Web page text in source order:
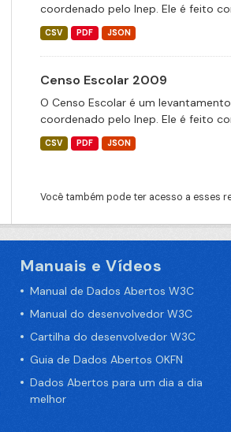
coordenado pelo Inep. Ele é feito
CSV PDF JSON
Censo Escolar 2009
O Censo Escolar é um
coordenado pelo Inep. Ele é feito
CSV PDF JSON
Você também pode ter acesso a esses
Manuais e Vídeos
Manual de Dados Abertos W3C
Manual do desenvolvedor W3C
Cartilha do desenvolvedor W3C
Guia de Dados Abertos OKFN
Dados Abertos para um dia a dia
melhor